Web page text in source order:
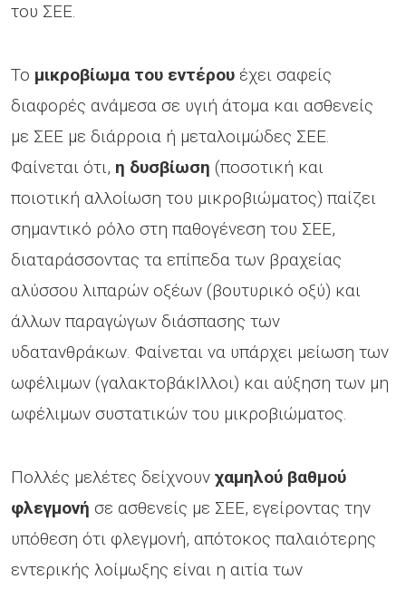
του ΣΕΕ.
Το μικροβίωμα του εντέρου έχει σαφείς
διαφορές ανάμεσα σε υγιή άτομα και ασθενείς
με ΣΕΕ με διάρροια ή μεταλοιμώδες ΣΕΕ.
Φαίνεται ότι, η δυσβίωση (ποσοτική και
ποιοτική αλλοίωση του μικροβιώματος) παίζει
σημαντικό ρόλο στη παθογένεση του ΣΕΕ,
διαταράσσοντας τα επίπεδα των βραχείας
αλύσσου λιπαρών οξέων (βουτυρικό οξύ) και
άλλων παραγώγων διάσπασης των
υδατανθράκων. Φαίνεται να υπάρχει μείωση των
ωφέλιμων (γαλακτοβάκΙλλοι) και αύξηση των μη
ωφέλιμων συστατικών του μικροβιώματος.
Πολλές μελέτες δείχνουν χαμηλού βαθμού
φλεγμονή σε ασθενείς με ΣΕΕ, εγείροντας την
υπόθεση ότι φλεγμονή, απότοκος παλαιότερης
εντερικής λοίμωξης είναι η αιτία των